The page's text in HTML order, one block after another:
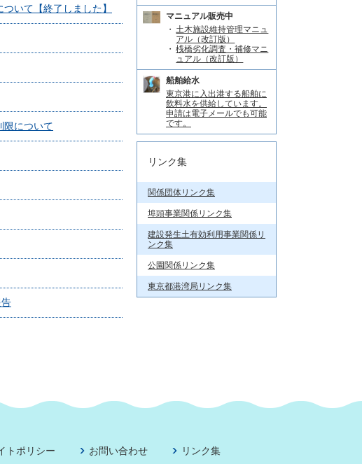
いて【終了しました】
限について
マニュアル販売中
土木施設維持管理マニュ
アル（改訂版）
桟橋劣化調査・補修マニ
ュアル（改訂版）
船舶給水
東京港に入出港する船舶に
飲料水を供給しています。
申請は電子メールでも可能
です。
リンク集
関係団体リンク集
埠頭事業関係リンク集
建設発生土有効利用事業関係リ
ンク集
公園関係リンク集
東京都港湾局リンク集
トポリシー お問い合わせ リンク集